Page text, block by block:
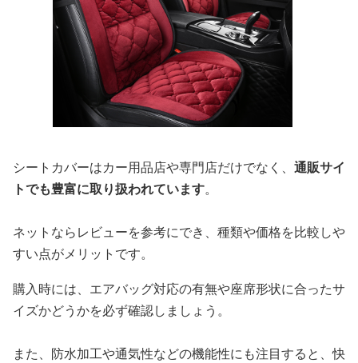
シートカバーはカー用品店や専門店だけでなく、 通販サイ
トでも豊富に取り扱われています。
ネットならレビューを参考にでき、種類や価格を比較しや
すい点がメリットです。
購入時には、エアバッグ対応の有無や座席形状に合ったサ
イズかどうかを必ず確認しましょう。
また、防水加工や通気性などの機能性にも注目すると、快